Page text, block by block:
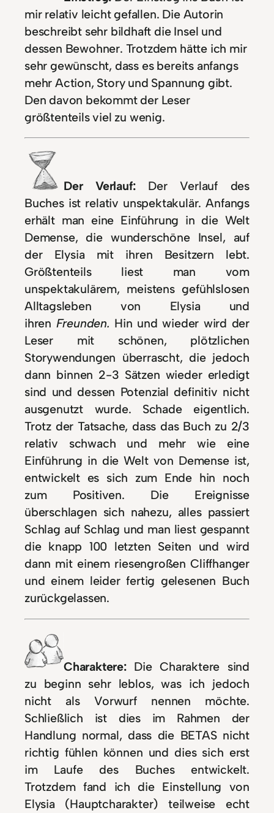
mir relativ leicht gefallen. Die Autorin
beschreibt sehr bildhaft die Insel und
dessen Bewohner. Trotzdem hätte ich mir
sehr gewünscht, dass es bereits anfangs
mehr Action, Story und Spannung gibt.
Den davon bekommt der Leser
größtenteils viel zu wenig.
Der Verlauf: Der Verlauf des
Buches ist relativ unspektakulär. Anfangs
erhält man eine Einführung in die Welt
Demense, die wunderschöne Insel, auf
der Elysia mit ihren Besitzern lebt.
Größtenteils liest man vom
unspektakulärem, meistens gefühlslosen
Alltagsleben von Elysia und
ihren Freunden. Hin und wieder wird der
Leser mit schönen, plötzlichen
Storywendungen überrascht, die jedoch
dann binnen 2-3 Sätzen wieder erledigt
sind und dessen Potenzial definitiv nicht
ausgenutzt wurde. Schade eigentlich.
Trotz der Tatsache, dass das Buch zu 2/3
relativ schwach und mehr wie eine
Einführung in die Welt von Demense ist,
entwickelt es sich zum Ende hin noch
zum Positiven. Die Ereignisse
überschlagen sich nahezu, alles passiert
Schlag auf Schlag und man liest gespannt
die knapp 100 letzten Seiten und wird
dann mit einem riesengroßen Cliffhanger
und einem leider fertig gelesenen Buch
zurückgelassen.
Charaktere:Die Charaktere sind
zu beginn sehr leblos, was ich jedoch
nicht als Vorwurf nennen möchte.
Schließlich ist dies im Rahmen der
Handlung normal, dass die BETAS nicht
richtig fühlen können und dies sich erst
im Laufe des Buches entwickelt.
Trotzdem fand ich die Einstellung von
Elysia (Hauptcharakter) teilweise echt